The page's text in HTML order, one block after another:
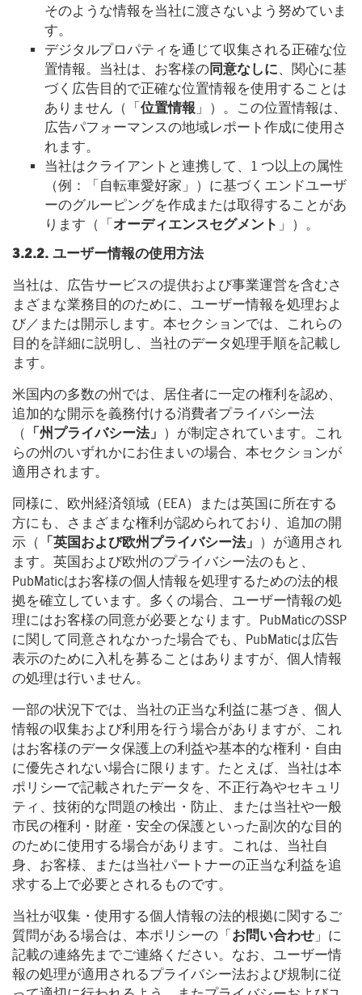
そのような情報を当社に渡さないよう努めていま
す。
デジタルプロパティを通じて収集される正確な位
置情報。当社は、お客様の同意なしに、関心に基
づく広告目的で正確な位置情報を使用することは
ありません（「 位置情報 」）。この位置情報は、
広告パフォーマンスの地域レポート作成に使用さ
れます。
当社はクライアントと連携して、1 つ以上の属性
（例：「自転車愛好家」）に基づくエンドユーザ
ーのグルーピングを作成または取得することがあ
ります（「 オーディエンスセグメント 」）。
3.2.2. ユーザー情報の使用方法
当社は、広告サービスの提供および事業運営を含むさ
まざまな業務目的のために、ユーザー情報を処理およ
び／または開示します。本セクションでは、これらの
目的を詳細に説明し、当社のデータ処理手順を記載し
ます。
米国内の多数の州では、居住者に一定の権利を認め、
追加的な開示を義務付ける消費者プライバシー法
（
「州プライバシー法」 ）が制定されています。これ
らの州のいずれかにお住まいの場合、本セクションが
適用されます。
同様に、欧州経済領域（EEA）または英国に所在する
方にも、さまざまな権利が認められており、追加の開
示（
「英国および欧州プライバシー法」 ）が適用され
ます。英国および欧州のプライバシー法のもと、
PubMaticはお客様の個人情報を処理するための法的根
拠を確立しています。多くの場合、ユーザー情報の処
理にはお客様の同意が必要となります。PubMaticのSSP
に関して同意されなかった場合でも、PubMaticは広告
表示のために入札を募ることはありますが、個人情報
の処理は行いません。
一部の状況下では、当社の正当な利益に基づき、個人
情報の収集および利用を行う場合がありますが、これ
はお客様のデータ保護上の利益や基本的な権利・自由
に優先されない場合に限ります。たとえば、当社は本
ポリシーで記載されたデータを、不正行為やセキュリ
ティ、技術的な問題の検出・防止、または当社や一般
市民の権利・財産・安全の保護といった副次的な目的
のために使用する場合があります。これは、当社自
身、お客様、または当社パートナーの正当な利益を追
求する上で必要とされるものです。
当社が収集・使用する個人情報の法的根拠に関するご
質問がある場合は、本ポリシーの「 お問い合わせ 」に
記載の連絡先までご連絡ください。なお、ユーザー情
報の処理が適用されるプライバシー法および規制に従